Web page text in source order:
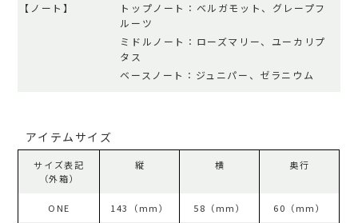
【ノート】
トップノート：ベルガモット、グレープフ
ルーツ
ミドルノート：ローズマリー、ユーカリプ
タス
ベースノート：ジュニパー、ゼラニウム
アイテムサイズ
サイズ表記
（外箱）
縦 横 奥行
ONE 143（mm） 58（mm） 60（mm）